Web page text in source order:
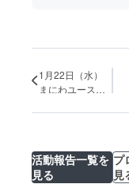
1月22日（水）
まにわユースト
ました！
活動報告一覧を
見る
プ
見